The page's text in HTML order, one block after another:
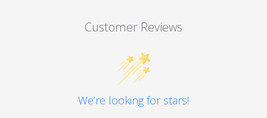
Customer Reviews
We’re looking for stars!